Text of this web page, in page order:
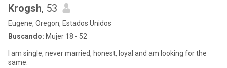
Krogsh, 53
Eugene, Oregon, Estados Unidos
Buscando: Mujer 18 - 52
I am single, never married, honest, loyal and am looking for the
same.